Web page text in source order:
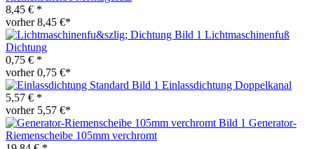
8,45 € *
vorher 8,45 €*
Lichtmaschinenfuß
Dichtung
0,75 € *
vorher 0,75 €*
Einlassdichtung Doppelkanal
5,57 € *
vorher 5,57 €*
Generator-
Riemenscheibe 105mm verchromt